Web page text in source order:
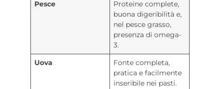
Pesce
Proteine complete,
buona digeribilità e,
nel pesce grasso,
presenza di omega-
3.
Uova
Fonte completa,
pratica e facilmente
inseribile nei pasti.